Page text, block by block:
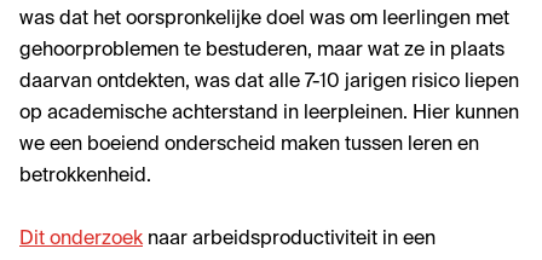
was dat het oorspronkelijke doel was om leerlingen met
gehoorproblemen te bestuderen, maar wat ze in plaats
daarvan ontdekten, was dat alle 7-10 jarigen risico liepen
op academische achterstand in leerpleinen. Hier kunnen
we een boeiend onderscheid maken tussen leren en
betrokkenheid.
Dit onderzoek naar arbeidsproductiviteit in een